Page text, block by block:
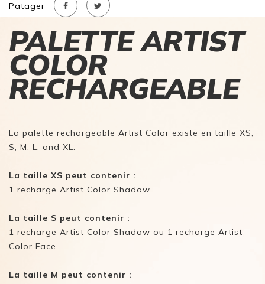
Patager
PALETTE ARTIST
COLOR
RECHARGEABLE
La palette rechargeable Artist Color existe en taille XS,
S, M, L, and XL.
La taille XS peut contenir :
1 recharge Artist Color Shadow
La taille S peut contenir :
1 recharge Artist Color Shadow ou 1 recharge Artist
Color Face
La taille M peut contenir :